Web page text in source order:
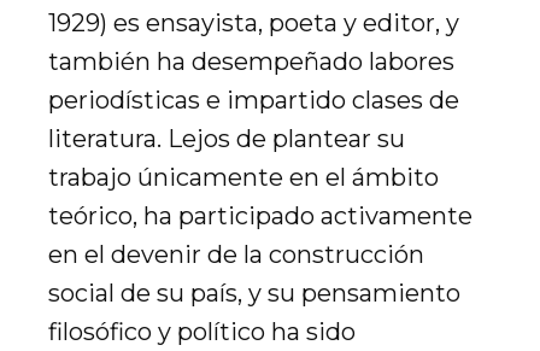
1929) es ensayista, poeta y editor, y
también ha desempeñado labores
periodísticas e impartido clases de
literatura. Lejos de plantear su
trabajo únicamente en el ámbito
teórico, ha participado activamente
en el devenir de la construcción
social de su país, y su pensamiento
filosófico y político ha sido